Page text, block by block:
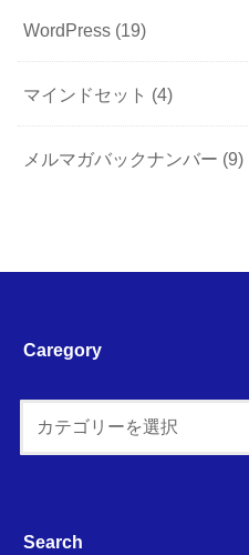
WordPress (19)
マインドセット (4)
メルマガバックナンバー (9)
Caregory
Search